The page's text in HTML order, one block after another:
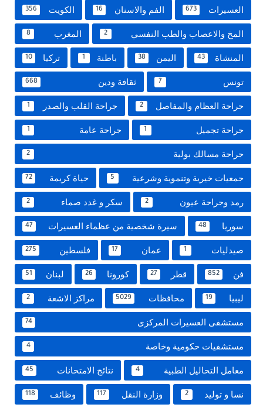
العسيرات 673 الفم والاسنان 16 الكويت 356
المخ والاعصاب والطب النفسي 2 المغرب 8
المنشاة 43 اليمن 38 باطنة 1 تركيا 10
تونس 7 ثقافة ودين 668
جراحة العظام والمفاصل 2 جراحة القلب والصدر 1
جراحة تجميل 1 جراحة عامة 1
جراحة مسالك بولية 2
جمعيات خيرية وتنموية وشرعية 5 حياة كريمة 72
رمد وجراحة عيون 2 سكر و غدد صماء 2
سوريا 48 سيرة شخصية من عظماء العسيرات 47
صيدليات 1 عمان 17 فلسطين 275
فن 852 قطر 27 كورونا 26 لبنان 51
ليبيا 19 محافظات 5029 مراكز الاشعة 2
مستشفى العسيرات المركزى 74
مستشفيات حكومية وخاصة 4
معامل التحاليل الطبية 4 نتائج الامتحانات 45
نسا و توليد 2 وزارة النقل 117 وظائف 118